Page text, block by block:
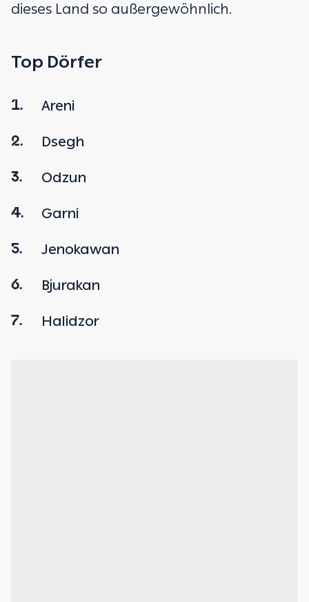
dieses Land so außergewöhnlich.
Top Dörfer
1. Areni
2. Dsegh
3. Odzun
4. Garni
5. Jenokawan
6. Bjurakan
7. Halidzor